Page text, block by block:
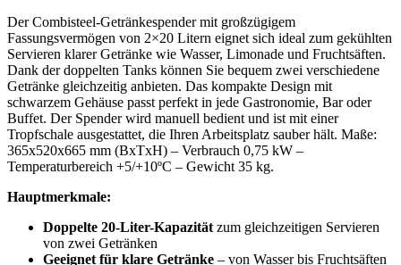
Der Combisteel-Getränkespender mit großzügigem
Fassungsvermögen von 2×20 Litern eignet sich ideal zum gekühlten
Servieren klarer Getränke wie Wasser, Limonade und Fruchtsäften.
Dank der doppelten Tanks können Sie bequem zwei verschiedene
Getränke gleichzeitig anbieten. Das kompakte Design mit
schwarzem Gehäuse passt perfekt in jede Gastronomie, Bar oder
Buffet. Der Spender wird manuell bedient und ist mit einer
Tropfschale ausgestattet, die Ihren Arbeitsplatz sauber hält. Maße:
365x520x665 mm (BxTxH) – Verbrauch 0,75 kW –
Temperaturbereich +5/+10ºC – Gewicht 35 kg.
Hauptmerkmale:
Doppelte 20-Liter-Kapazität zum gleichzeitigen Servieren
von zwei Getränken
Geeignet für klare Getränke – von Wasser bis Fruchtsäften